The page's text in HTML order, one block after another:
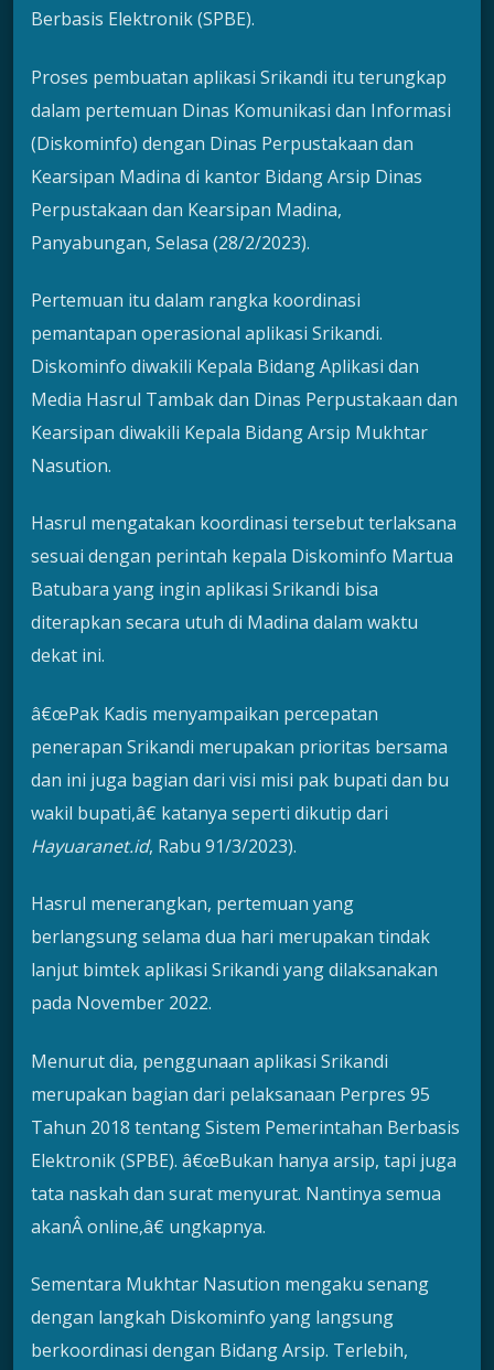
Berbasis Elektronik (SPBE).
Proses pembuatan aplikasi Srikandi itu terungkap
dalam pertemuan Dinas Komunikasi dan Informasi
(Diskominfo) dengan Dinas Perpustakaan dan
Kearsipan Madina di kantor Bidang Arsip Dinas
Perpustakaan dan Kearsipan Madina,
Panyabungan, Selasa (28/2/2023).
Pertemuan itu dalam rangka koordinasi
pemantapan operasional aplikasi Srikandi.
Diskominfo diwakili Kepala Bidang Aplikasi dan
Media Hasrul Tambak dan Dinas Perpustakaan dan
Kearsipan diwakili Kepala Bidang Arsip Mukhtar
Nasution.
Hasrul mengatakan koordinasi tersebut terlaksana
sesuai dengan perintah kepala Diskominfo Martua
Batubara yang ingin aplikasi Srikandi bisa
diterapkan secara utuh di Madina dalam waktu
dekat ini.
â€œPak Kadis menyampaikan percepatan
penerapan Srikandi merupakan prioritas bersama
dan ini juga bagian dari visi misi pak bupati dan bu
wakil bupati,â€ katanya seperti dikutip dari
Hayuaranet.id, Rabu 91/3/2023).
Hasrul menerangkan, pertemuan yang
berlangsung selama dua hari merupakan tindak
lanjut bimtek aplikasi Srikandi yang dilaksanakan
pada November 2022.
Menurut dia, penggunaan aplikasi Srikandi
merupakan bagian dari pelaksanaan Perpres 95
Tahun 2018 tentang Sistem Pemerintahan Berbasis
Elektronik (SPBE). â€œBukan hanya arsip, tapi juga
tata naskah dan surat menyurat. Nantinya semua
akanÂ online,â€ ungkapnya.
Sementara Mukhtar Nasution mengaku senang
dengan langkah Diskominfo yang langsung
berkoordinasi dengan Bidang Arsip. Terlebih,